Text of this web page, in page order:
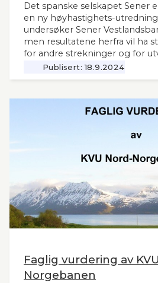
Det spanske selskapet Sener
en ny høyhastighets-
undersøker Sener
men resultatene herfra vil ha
for andre strekninger og for
jernbane generelt. Norsk
for utredningen.
Publisert: 18.9.2024
Faglig vurdering av
Norgebanen